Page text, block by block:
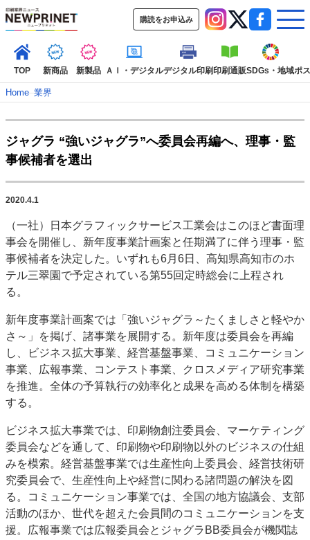
購読をお申込み
TOP 新商品 新製品 ＡＩ・デジタルデジタル印刷印刷通販SDGs・地域ポ
TOP
新着記事
インタビュー
SDGs・地域
ポストプレス ビジネス イベント 信用情報
業界
市場・統計
人事・移転・異動・訃報
特集記事カテゴリー一覧
特集・デジタル印刷 アイデアで勝負！ ～多様なビジネス・多彩な商材～
JAPAN PACK 2023 特集
中古印刷機・製本機特集
2022 検査・校正特集
特集・デジタル印刷 ～ 新成長軌道を描く
案内
運営
会社案内
購読・購入申し込み
サイトポリシー
お問い合わせ
Home–業界
ジャグラ “強いジャグラ”へ委員会再編へ、理事・監
事候補者を選出
2020.4.1
（一社）日本グラフィックサービス工業会はこのほど書面理
事会を開催し、新年度事業計画案と任期満了に伴う理事・監
事候補者を決定した。いずれも6月6日、高知県高知市のホ
テル三翠園で予定されている第55回定時総会に上程され
る。
新年度事業計画案では「強いジャグラ～たくましさと軽やか
さ～」を掲げ、諸事業を展開する。新年度は委員会を再編
し、ビジネス拡大事業、経営基盤事業、コミュニケーション
事業、広報事業、コンテスト事業、クロスメディア研究事業
を推進。全体の予算執行の効率化と成果を高める体制を構築
する。
ビジネス拡大事業では、印刷物創注委員会、マーケティング
委員会などを通して、印刷物や印刷物以外のビジネスの仕組
みを模索。経営基盤事業では生産性向上委員会、経営技術研
究委員会で、生産性向上や経営に関わる諸問題の解決を図
る。コミュニケーション事業では、全国の地方協議会、支部
活動のほか、世代を超えた会員間のコミュニケーションを支
援。広報事業では広報委員会とジャグラBB委員会が機関誌